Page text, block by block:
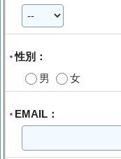
*性別：
男
女
* EMAIL：